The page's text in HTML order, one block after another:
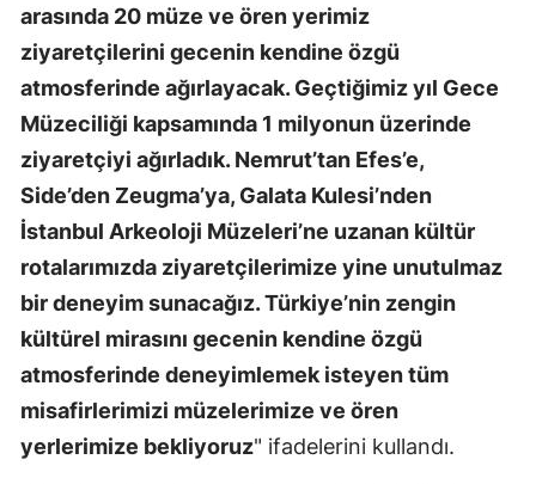
arasında 20 müze ve ören yerimiz
ziyaretçilerini gecenin kendine özgü
atmosferinde ağırlayacak. Geçtiğimiz yıl Gece
Müzeciliği kapsamında 1 milyonun üzerinde
ziyaretçiyi ağırladık. Nemrut’tan Efes’e,
Side’den Zeugma’ya, Galata Kulesi’nden
İstanbul Arkeoloji Müzeleri’ne uzanan kültür
rotalarımızda ziyaretçilerimize yine unutulmaz
bir deneyim sunacağız. Türkiye’nin zengin
kültürel mirasını gecenin kendine özgü
atmosferinde deneyimlemek isteyen tüm
misafirlerimizi müzelerimize ve ören
yerlerimize bekliyoruz" ifadelerini kullandı.